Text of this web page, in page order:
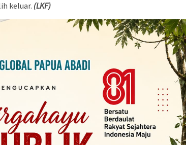
keluar. (LKF)